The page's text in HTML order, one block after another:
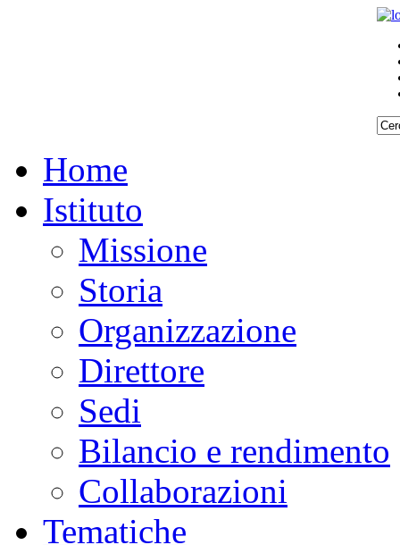
Home
Istituto
Missione
Storia
Organizzazione
Direttore
Sedi
Bilancio e rendimento
Collaborazioni
Tematiche